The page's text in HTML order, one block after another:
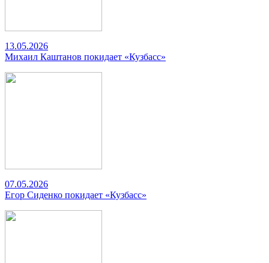
13.05.2026
Михаил Каштанов покидает «Кузбасс»
07.05.2026
Егор Сиденко покидает «Кузбасс»